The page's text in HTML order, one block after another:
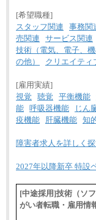
[希望職種]
スタッフ関連
事務関
売関連
サービス関連
技術（電気、電子、
の他）
クリエイティ
[雇用実績]
視覚
聴覚 平衡機能
能 呼吸器機能 じん
疫機能
肝臓機能 知
障害者求人を詳しく
2027年以降新卒 特設
[中途採用]技術（ソ
がい者転職・雇用情